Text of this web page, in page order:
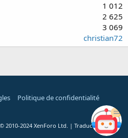
1 012
2 625
3 069
christian72
Politique de confidentialité
© 2010-2024 XenForo Ltd. | Traduction